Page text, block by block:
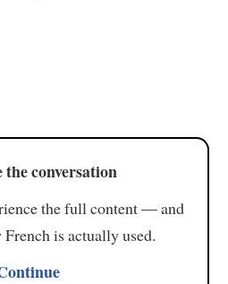
conversation
the full content — and
is actually used.